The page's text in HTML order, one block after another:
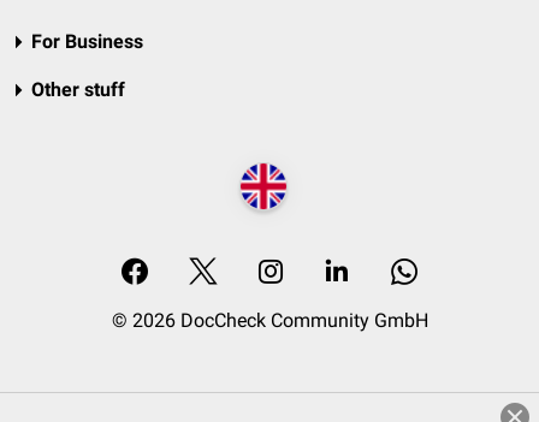
For Business
Other stuff
© 2026 DocCheck Community GmbH